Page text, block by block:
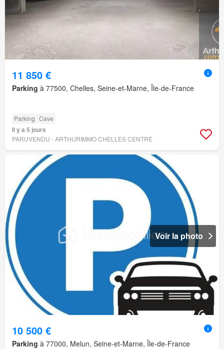
11 850 €
Parking à 77500, Chelles, Seine-et-Marne, Île-de-France
Parking Cave
Il y a 5 jours
PARUVENDU - ARTHURIMMO CHELLES CENTRE
Voir la photo
10 500 €
Parking à 77000, Melun, Seine-et-Marne, Île-de-France